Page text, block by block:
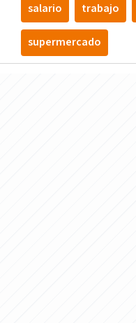
salario trabajo
supermercado